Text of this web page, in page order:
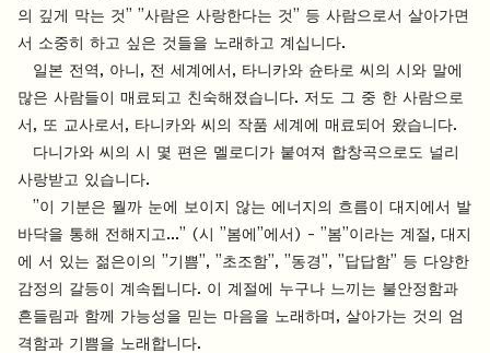
의 깊게 막는 것" "사람은 사랑한다는 것" 등 사람으로서 살아가면
서 소중히 하고 싶은 것들을 노래하고 계십니다.
일본 전역, 아니, 전 세계에서, 타니카와 슌타로 씨의 시와 말에
많은 사람들이 매료되고 친숙해졌습니다. 저도 그 중 한 사람으로
서, 또 교사로서, 타니카와 씨의 작품 세계에 매료되어 왔습니다.
다니가와 씨의 시 몇 편은 멜로디가 붙여져 합창곡으로도 널리
사랑받고 있습니다.
"이 기분은 뭘까 눈에 보이지 않는 에너지의 흐름이 대지에서 발
바닥을 통해 전해지고..." (시 "봄에"에서) - "봄"이라는 계절, 대지
에 서 있는 젊은이의 "기쁨", "초조함", "동경", "답답함" 등 다양한
감정의 갈등이 계속됩니다. 이 계절에 누구나 느끼는 불안정함과
흔들림과 함께 가능성을 믿는 마음을 노래하며, 살아가는 것의 엄
격함과 기쁨을 노래합니다.